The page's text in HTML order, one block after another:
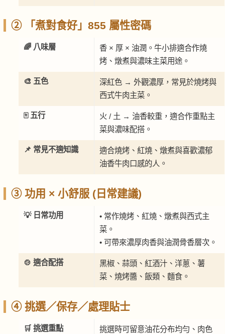
② 「煮對食好」855 屬性密碼
🌈 八味層
香 × 厚 × 油潤。牛小排適合作燒
烤、燉煮與濃味主菜用途。
🎨 五色
深紅色 → 外觀濃厚，常見於燒烤與
西式牛肉主菜。
🀄 五行
火 / 土 → 油香較重，適合作重點主
菜與濃味配搭。
📌 常見不適知識
適合燒烤、紅燒、燉煮與喜歡濃郁
油香牛肉口感的人。
③ 功用 × 小舒服 (日常建議)
💡 日常功用
• 常作燒烤、紅燒、燉煮與西式主
菜。
• 可帶來濃厚肉香與油潤骨香層次。
🍲 適合配搭
黑椒、蒜頭、紅酒汁、洋蔥、薯
菜、燒烤醬、飯類、麵食。
④ 挑選／保存／處理貼士
🛒 挑選重點
挑選時可留意油花分布均勻、肉色